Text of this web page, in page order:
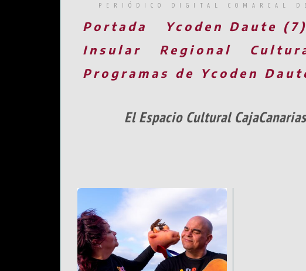
PERIÓDICO DIGITAL COMARCAL
Portada Ycoden Daute (7)
Insular
Regional
Programas de Ycoden
El Espacio Cultural